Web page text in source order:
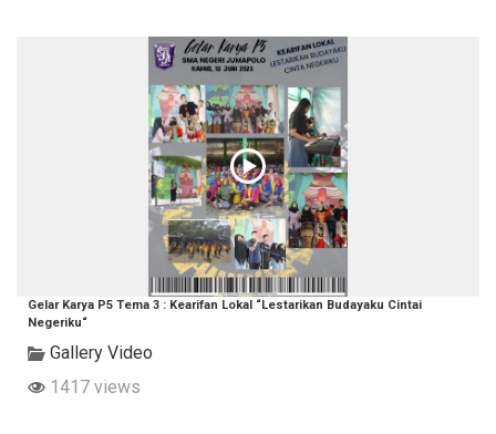
Gelar Karya P5 Tema 3 : Kearifan Lokal “Lestarikan Budayaku Cintai
Negeriku“
Gallery Video
1417 views